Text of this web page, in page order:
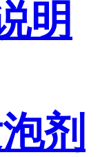
明
剂